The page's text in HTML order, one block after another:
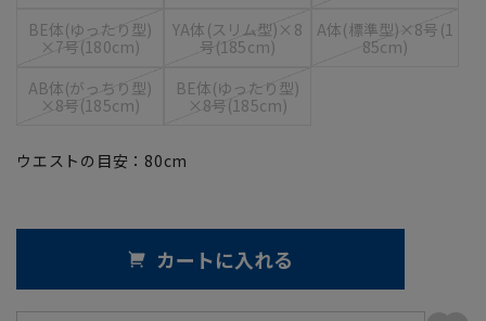
BE体(ゆったり型)
×7号(180cm)
YA体(スリム型)×8
号(185cm)
A体(標準型)×8号(1
85cm)
AB体(がっちり型)
×8号(185cm)
BE体(ゆったり型)
×8号(185cm)
ウエストの目安： 80cm
カートに入れる